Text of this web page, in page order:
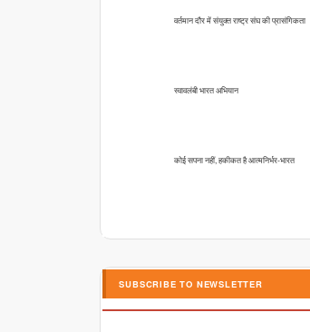
वर्तमान दौर में संयुक्त राष्ट्र संघ की प्रासंगिकता
स्वावलंबी भारत अभियान
कोई सपना नहीं, हकीकत है आत्मनिर्भर-भारत
SUBSCRIBE TO NEWSLETTER